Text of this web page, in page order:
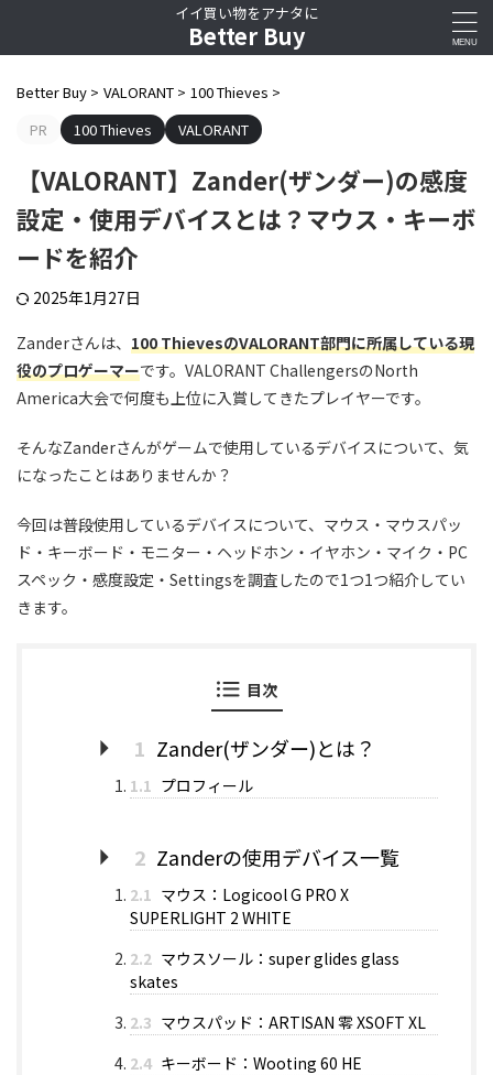
イイ買い物をアナタに
Better Buy
Better Buy > VALORANT > 100 Thieves >
PR
100 Thieves VALORANT
【VALORANT】Zander(ザンダー)の感度
設定・使用デバイスとは？マウス・キーボ
ードを紹介
2025年1月27日
Zanderさんは、 100 ThievesのVALORANT部門に所属している現
役のプロゲーマーです。VALORANT ChallengersのNorth
America大会で何度も上位に入賞してきたプレイヤーです。
そんなZanderさんがゲームで使用しているデバイスについて、気
になったことはありませんか？
今回は普段使用しているデバイスについて、マウス・マウスパッ
ド・キーボード・モニター・ヘッドホン・イヤホン・マイク・PC
スペック・感度設定・Settingsを調査したので1つ1つ紹介してい
きます。
目次
1 Zander(ザンダー)とは？
1.1 プロフィール
2 Zanderの使用デバイス一覧
2.1 マウス：Logicool G PRO X
SUPERLIGHT 2 WHITE
2.2 マウスソール：super glides glass
skates
2.3 マウスパッド：ARTISAN 零 XSOFT XL
2.4 キーボード：Wooting 60 HE